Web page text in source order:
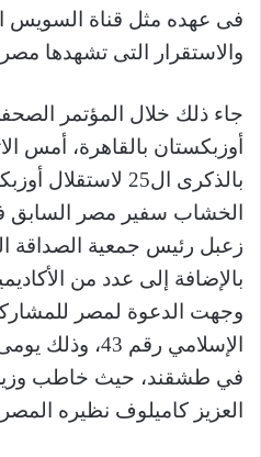
فى عهده مثل قناة السويس
والاستقرار التى تشهدها مصر
جاء ذلك خلال المؤتمر
أوزبكستان بالقاهرة، أمس
بالذكرى ال25
الخشاب سفير مصر
زعبل رئيس جمعية الصداقة
بالإضافة إلى عدد من
وجهت الدعوة لمصر
في طشقند، حيث خاطب
العزيز كاميلوف نظيره